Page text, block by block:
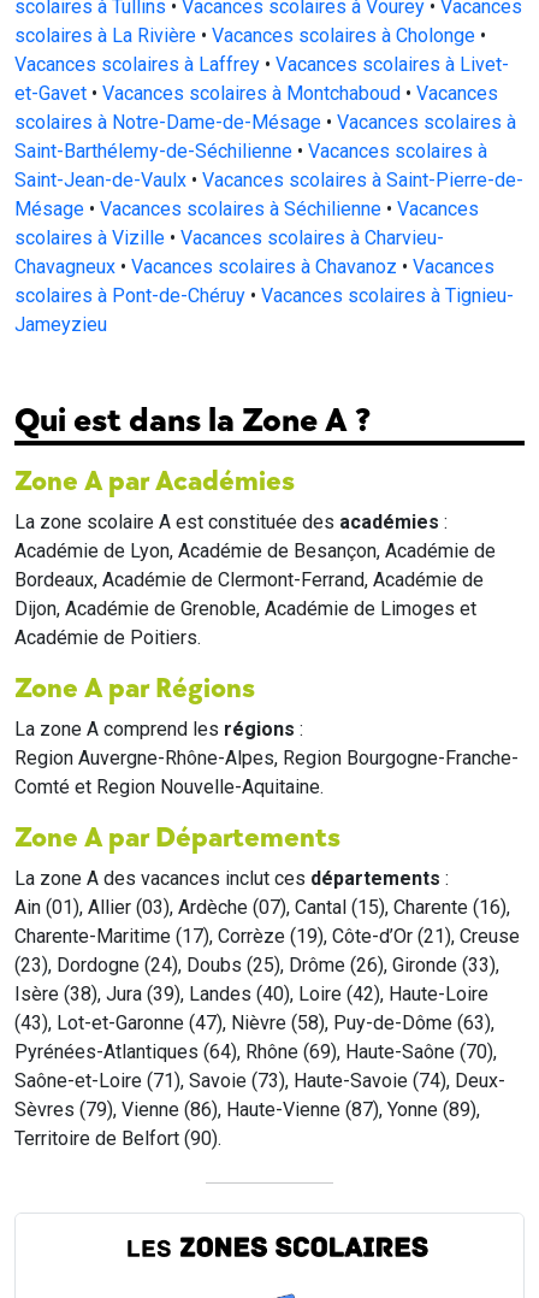
scolaires à Tullins • Vacances scolaires à Vourey • Vacances
scolaires à La Rivière • Vacances scolaires à Cholonge •
Vacances scolaires à Laffrey • Vacances scolaires à Livet-
et-Gavet • Vacances scolaires à Montchaboud • Vacances
scolaires à Notre-Dame-de-Mésage • Vacances scolaires à
Saint-Barthélemy-de-Séchilienne • Vacances scolaires à
Saint-Jean-de-Vaulx • Vacances scolaires à Saint-Pierre-de-
Mésage • Vacances scolaires à Séchilienne • Vacances
scolaires à Vizille • Vacances scolaires à Charvieu-
Chavagneux • Vacances scolaires à Chavanoz • Vacances
scolaires à Pont-de-Chéruy • Vacances scolaires à Tignieu-
Jameyzieu
Qui est dans la Zone A ?
Zone A par Académies
La zone scolaire A est constituée des académies :
Académie de Lyon, Académie de Besançon, Académie de
Bordeaux, Académie de Clermont-Ferrand, Académie de
Dijon, Académie de Grenoble, Académie de Limoges et
Académie de Poitiers.
Zone A par Régions
La zone A comprend les régions :
Region Auvergne-Rhône-Alpes, Region Bourgogne-Franche-
Comté et Region Nouvelle-Aquitaine.
Zone A par Départements
La zone A des vacances inclut ces départements :
Ain (01), Allier (03), Ardèche (07), Cantal (15), Charente (16),
Charente-Maritime (17), Corrèze (19), Côte-d’Or (21), Creuse
(23), Dordogne (24), Doubs (25), Drôme (26), Gironde (33),
Isère (38), Jura (39), Landes (40), Loire (42), Haute-Loire
(43), Lot-et-Garonne (47), Nièvre (58), Puy-de-Dôme (63),
Pyrénées-Atlantiques (64), Rhône (69), Haute-Saône (70),
Saône-et-Loire (71), Savoie (73), Haute-Savoie (74), Deux-
Sèvres (79), Vienne (86), Haute-Vienne (87), Yonne (89),
Territoire de Belfort (90).